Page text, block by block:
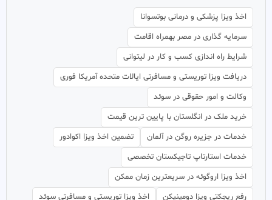
اخذ ویزا پزشکی و درمانی بوتسوانا
سرمایه گذاری در مصر بهمراه اقامت
شرایط راه اندازی کسب و کار در لیتوانی
دریافت ویزا توریستی و مسافرتی ایالات متحده آمریکا فوری
وکالت و امور حقوقی در سوئد
خرید ملک در انگلستان با پایین ترین قیمت
خدمات در جزیره روگن در آلمان
تضمین اخذ ویزا اکوادور
خدمات استارتاپ تاجیکستان تخصصی
اخذ ویزا اروگوئه در سریعترین زمان ممکن
رفع ریجکتی ویزا دومینیکن
اخذ ویزا توریستی و مسافرتی سوئد